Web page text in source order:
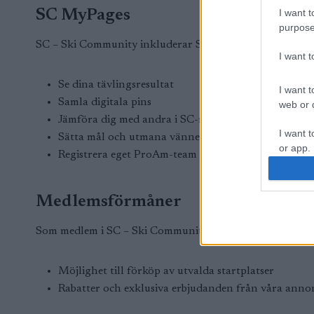
I want
I want
I want
web or
I want
or app.
SC MyPages
SC – Ski Community inkluderar SC MyPages där du
Se dina tävlingsresultat
Samla digitala pins
Jämföra dig med andra i SC-rankingsystemet
Sätta mål och utmana vänner
Registrera eget ProAm-team i Ski Classics
Medlemsförmåner
Som medlem i SC – Ski Community får du även:
Möjlighet till förköp av utvalda startplatser
Rabatter och exklusiva erbjudanden från våra